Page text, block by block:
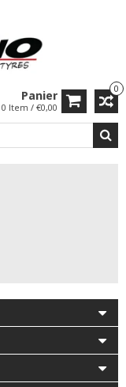
0
Panier
0 Item / €0,00